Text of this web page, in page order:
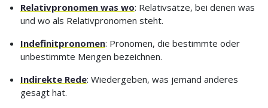
Relativpronomen was wo: Relativsätze, bei denen was
und wo als Relativpronomen steht.
Indefinitpronomen: Pronomen, die bestimmte oder
unbestimmte Mengen bezeichnen.
Indirekte Rede: Wiedergeben, was jemand anderes
gesagt hat.